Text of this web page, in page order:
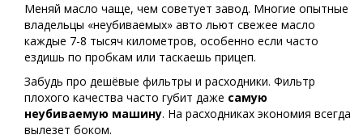
Меняй масло чаще, чем советует завод. Многие опытные
владельцы «неубиваемых» авто льют свежее масло
каждые 7-8 тысяч километров, особенно если часто
ездишь по пробкам или таскаешь прицеп.
Забудь про дешёвые фильтры и расходники. Фильтр
плохого качества часто губит даже самую
неубиваемую машину. На расходниках экономия всегда
вылезет боком.